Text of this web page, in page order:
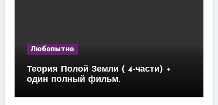
Любопытно
Теория Полой Земли ( 4-части) +
один полный фильм.